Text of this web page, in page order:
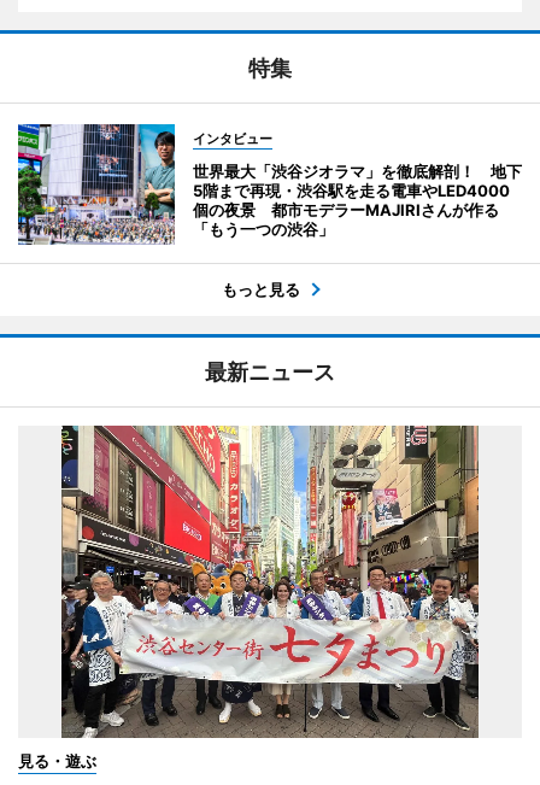
特集
インタビュー
世界最大「渋谷ジオラマ」を徹底解剖！ 地下
5階まで再現・渋谷駅を走る電車やLED4000
個の夜景 都市モデラーMAJIRIさんが作る
「もう一つの渋谷」
もっと見る
最新ニュース
見る・遊ぶ